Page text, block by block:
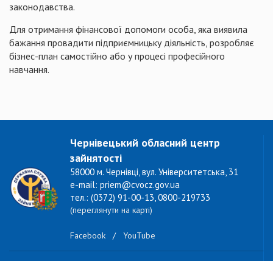
законодавства.
Для отримання фінансової допомоги особа, яка виявила
бажання провадити підприємницьку діяльність, розробляє
бізнес-план самостійно або у процесі професійного
навчання.
Чернівецький обласний центр
зайнятості
58000 м. Чернівці, вул. Університетська, 31
e-mail: priem@cvocz.gov.ua
тел.: (0372) 91-00-13, 0800-219733
(переглянути на карті)
Facebook / YouTube